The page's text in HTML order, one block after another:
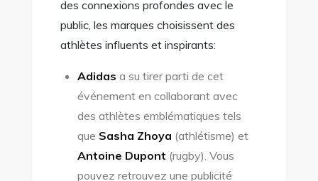
des connexions profondes avec le
public, les marques choisissent des
athlètes influents et inspirants:
Adidas a su tirer parti de cet
événement en collaborant avec
des athlètes emblématiques tels
que Sasha Zhoya (athlétisme) et
Antoine Dupont (rugby). Vous
pouvez retrouvez une publicité